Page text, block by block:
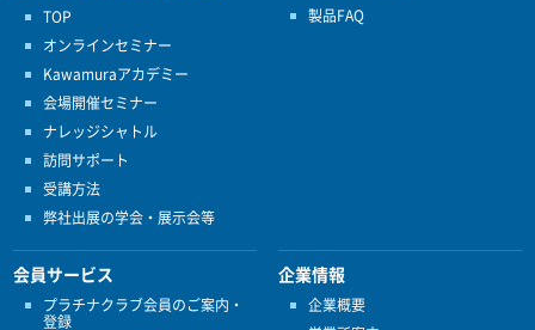
TOP
オンラインセミナー
Kawamuraアカデミー
会場開催セミナー
ナレッジシャトル
訪問サポート
受講方法
弊社出展の学会・展示会等
製品FAQ
会員サービス
プラチナクラブ会員のご案内・
登録
企業情報
企業概要